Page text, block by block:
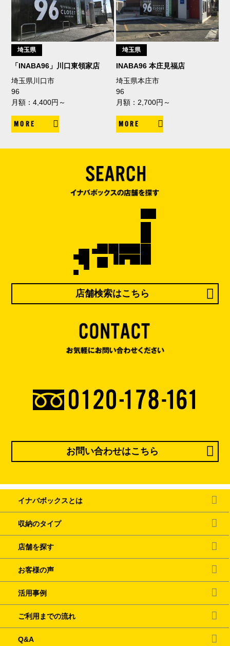
埼玉県
「INABA96」川口東領家店
埼玉県川口市
96
月額：4,400円～
MORE
埼玉県
INABA96 本庄見福店
埼玉県本庄市
96
月額：2,700円～
MORE
店舗検索はこちら
お問い合わせはこちら
イナバボックスとは
収納のタイプ
店舗を探す
お客様の声
活用事例
ご利用までの流れ
Q&A